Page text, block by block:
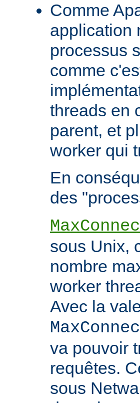
Comme
application
processus
comme
threads en
parent, et
worker qui
En
des
sous Unix,
nombre
worker
Avec la
va pouvoir
requêtes.
sous